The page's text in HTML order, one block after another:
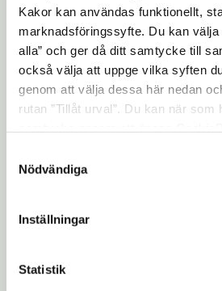
Kakor kan användas funktionellt,
marknadsföringssyfte. Du kan välja
alla” och ger då ditt samtycke till
också välja att uppge vilka syften
genom att välja dessa här nedan
rutan ”Tillåt urval”. Du kan när som
"Visa detaljer" kan du läsa om hur
hur vi och våra leverantörer
Nödvändiga
Inställningar
Statistik
det återigen ska bli möjligt
småbåtar i inre Maren. Idag
möjligt eftersom den
inte är konstruerad för att
För att utveckla Maren har
att ta fram en utredning
möjligheter som finns för
Alternativen som Tekniska
ställning till är fast, hög
bro eller öppningsbar bro.